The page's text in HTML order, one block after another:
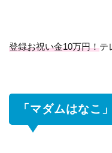
ム
こ
の
給
登録お祝い金10万円！テ
「マダムはなこ